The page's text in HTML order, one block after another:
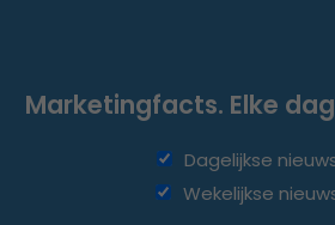
Marketingfacts. Elke
Dagelijkse
Wekelijkse